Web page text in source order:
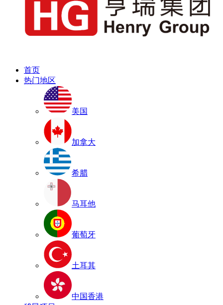
首页
热门地区
美国
加拿大
希腊
马耳他
葡萄牙
土耳其
中国香港